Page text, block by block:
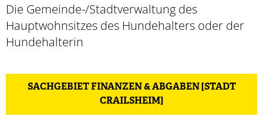
Die Gemeinde-/Stadtverwaltung des
Hauptwohnsitzes des Hundehalters oder der
Hundehalterin
SACHGEBIET FINANZEN & ABGABEN [STADT
CRAILSHEIM]